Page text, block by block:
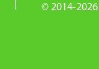
© 2014-